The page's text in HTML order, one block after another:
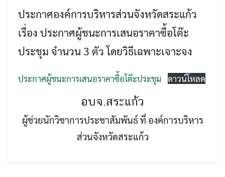
ประกาศองค์การบริหารส่วนจังหวัดสระแก้ว
เรื่อง ประกาศผู้ชนะการเสนอราคาซื้อโต๊ะ
ประชุม จำนวน 3 ตัว โดยวิธีเฉพาะเจาะจง
ประกาศผู้ชนะการเสนอราคาซื้อโต๊ะประชุม ดาวน์โหลด
อบจ.สระแก้ว
ผู้ช่วยนักวิชาการประชาสัมพันธ์ ที่ องค์การบริหาร
ส่วนจังหวัดสระแก้ว